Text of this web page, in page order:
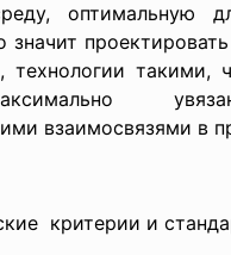
оптимальную
значит
технологии такими,
взаимосвязями в
критерии и